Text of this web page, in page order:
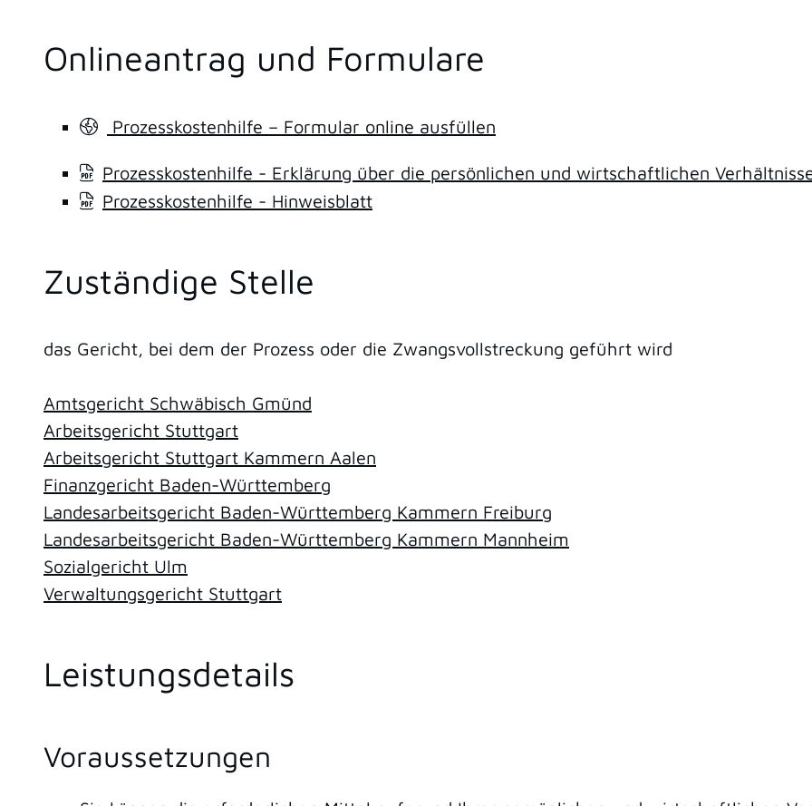
Onlineantrag und Formulare
Prozesskosten­hilfe – Formular online ausfüllen
Prozesskostenhilfe - Erklärung über die persönlichen und wirtschaftlichen
Prozesskostenhilfe - Hinweisblatt
Zuständige Stelle
das Gericht, bei dem der Prozess oder die Zwangsvollstreckung geführt wird
Amtsgericht Schwäbisch Gmünd
Arbeitsgericht Stuttgart
Arbeitsgericht Stuttgart Kammern Aalen
Finanzgericht Baden-Württemberg
Landesarbeitsgericht Baden-Württemberg Kammern Freiburg
Landesarbeitsgericht Baden-Württemberg Kammern Mannheim
Sozialgericht Ulm
Verwaltungsgericht Stuttgart
Leistungsdetails
Voraussetzungen